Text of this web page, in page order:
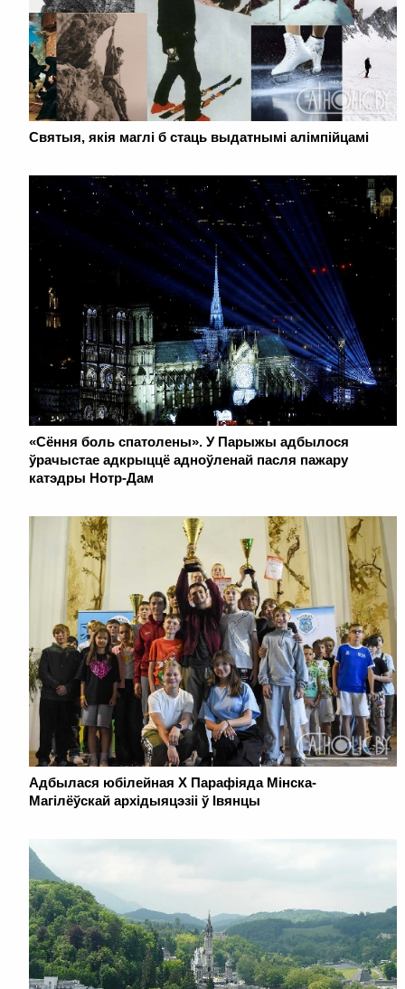
Святыя, якія маглі б стаць выдатнымі алімпійцамі
«Сёння боль спатолены». У Парыжы адбылося
ўрачыстае адкрыццё адноўленай пасля пажару
катэдры Нотр-Дам
Адбылася юбілейная Х Парафіяда Мінска-
Магілёўскай архідыяцэзіі ў Івянцы